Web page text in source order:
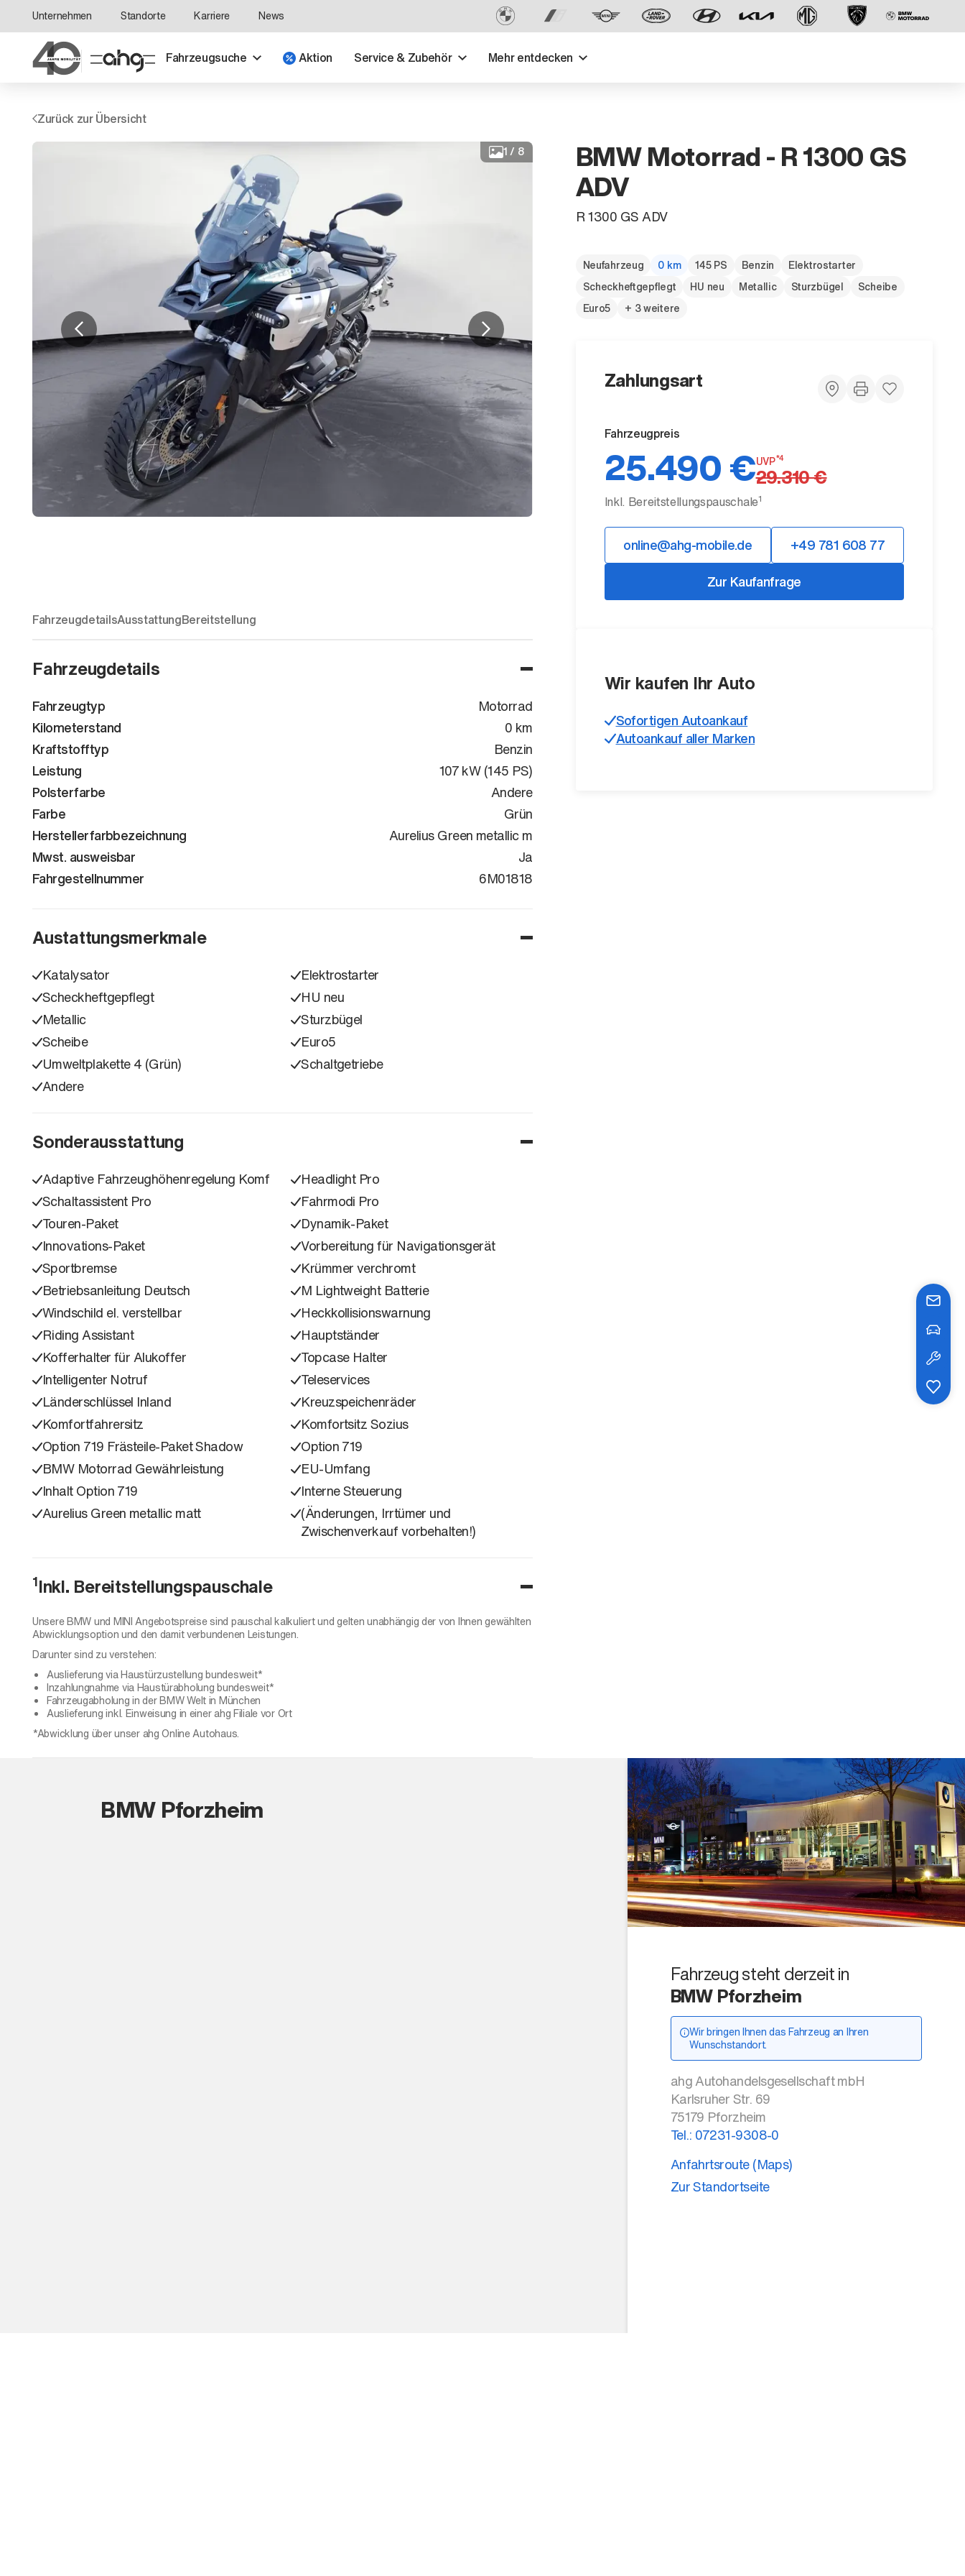
Unternehmen Standorte Karriere News
Fahrzeugsuche Aktion Service & Zubehör Mehr entdecken
Der neue BMW X5.
Zurück zur Übersicht
FahrzeugdetailsAusstattungBereitstellung
Fahrzeugdetails
Fahrzeugtyp
Motorrad
Kilometerstand
0 km
Kraftstofftyp
Benzin
Leistung
107 kW (145 PS)
Polsterfarbe
Andere
Farbe
Grün
Herstellerfarbbezeichnung
Aurelius Green metallic m
Mwst. ausweisbar
Ja
Fahrgestellnummer
6M01818
Austattungsmerkmale
Katalysator
Elektrostarter
Scheckheftgepflegt
HU neu
Metallic
Sturzbügel
Scheibe
Euro5
Umweltplakette 4 (Grün)
Schaltgetriebe
Andere
Sonderausstattung
Adaptive Fahrzeughöhenregelung Komf
Headlight Pro
Schaltassistent Pro
Fahrmodi Pro
Touren-Paket
Dynamik-Paket
Innovations-Paket
Vorbereitung für Navigationsgerät
Sportbremse
Krümmer verchromt
Betriebsanleitung Deutsch
M Lightweight Batterie
Windschild el. verstellbar
Heckkollisionswarnung
Riding Assistant
Hauptständer
Kofferhalter für Alukoffer
Topcase Halter
Intelligenter Notruf
Teleservices
Länderschlüssel Inland
Kreuzspeichenräder
Komfortfahrersitz
Komfortsitz Sozius
Option 719 Frästeile-Paket Shadow
Option 719
BMW Motorrad Gewährleistung
EU-Umfang
Inhalt Option 719
Interne Steuerung
Aurelius Green metallic matt
(Änderungen, Irrtümer und
Zwischenverkauf vorbehalten!)
1Inkl. Bereitstellungspauschale
Unsere BMW und MINI Angebotspreise sind pauschal kalkuliert und gelten unabhängig der von Ihnen gewählten
Abwicklungsoption und den damit verbundenen Leistungen.
Darunter sind zu verstehen:
Auslieferung via Haustürzustellung bundesweit*
Inzahlungnahme via Haustürabholung bundesweit*
Fahrzeugabholung in der BMW Welt in München
Auslieferung inkl. Einweisung in einer ahg Filiale vor Ort
*Abwicklung über unser ahg Online Autohaus.
1/ 8 BMW Motorrad - R 1300 GS
ADV
R 1300 GS ADV
Neufahrzeug 0 km 145 PS Benzin
Elektrostarter
Scheckheftgepflegt
HU neu Metallic Sturzbügel
Scheibe
Euro5
+ 3 weitere
Zahlungsart
Fahrzeugpreis
25.490 €UVP*4
29.310 €
Inkl. Bereitstellungspauschale1
online@ahg-mobile.de
+49 781 608 77
Zur Kaufanfrage
Wir kaufen Ihr Auto
Sofortigen Autoankauf
Autoankauf aller Marken
BMW Pforzheim
Fahrzeug steht derzeit in
BMW Pforzheim
Wir bringen Ihnen das Fahrzeug an Ihren
Wunschstandort.
ahg Autohandelsgesellschaft mbH
Karlsruher Str. 69
75179 Pforzheim
Tel.: 07231-9308-0
Anfahrtsroute (Maps)
Zur Standortseite